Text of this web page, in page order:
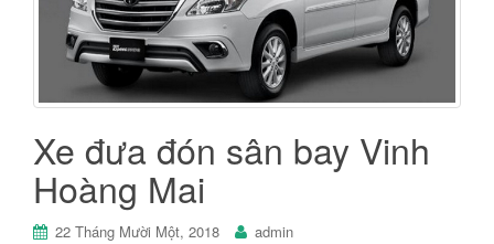
t
Xe đưa đón sân bay Vinh
Hoàng Mai
22 Tháng Mười Một, 2018 admin